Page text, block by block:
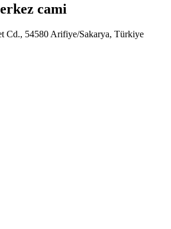
cami
Cd., 54580 Arifiye/Sakarya, Türkiye